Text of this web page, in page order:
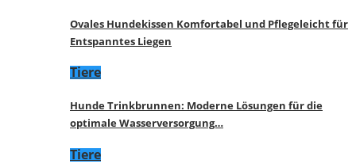
Ovales Hundekissen Komfortabel und Pflegeleicht für
Entspanntes Liegen
Tiere
Hunde Trinkbrunnen: Moderne Lösungen für die
optimale Wasserversorgung…
Tiere